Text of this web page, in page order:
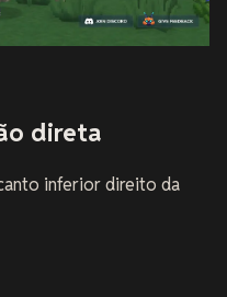
direta
inferior direito da